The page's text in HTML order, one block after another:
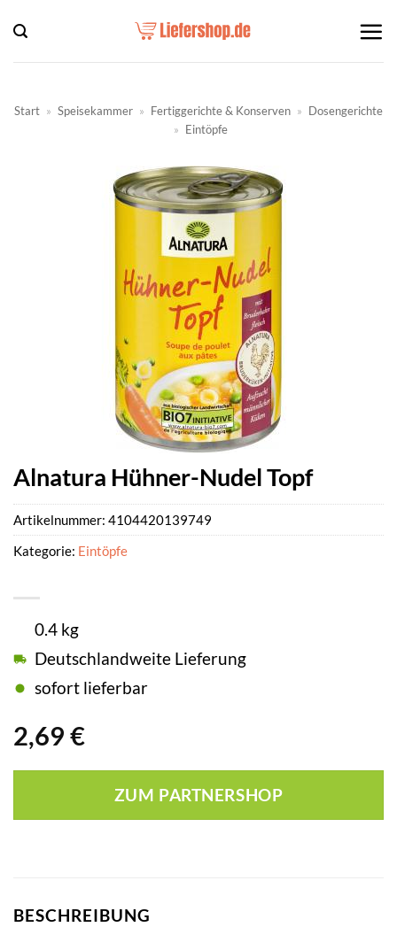
Inhalt
springen
Start » Speisekammer » Fertiggerichte & Konserven » Dosengerichte
» Eintöpfe
Alnatura Hühner-Nudel Topf
2,69 €
0.4 kg
Deutschlandweite Lieferung
sofort lieferbar
ZUM PARTNERSHOP
Artikelnummer: 4104420139749
Kategorie: Eintöpfe
BESCHREIBUNG